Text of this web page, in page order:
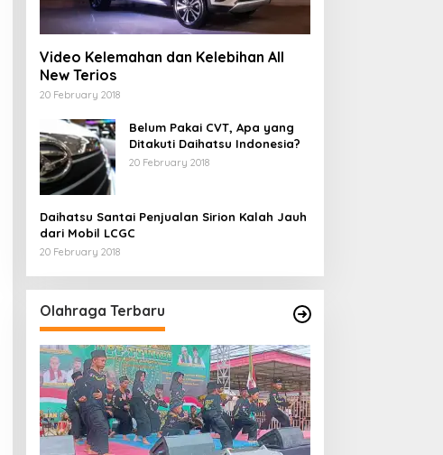
Video Kelemahan dan Kelebihan All
New Terios
20 February 2018
Belum Pakai CVT, Apa yang
Ditakuti Daihatsu Indonesia?
20 February 2018
Daihatsu Santai Penjualan Sirion Kalah Jauh
dari Mobil LCGC
20 February 2018
Olahraga Terbaru